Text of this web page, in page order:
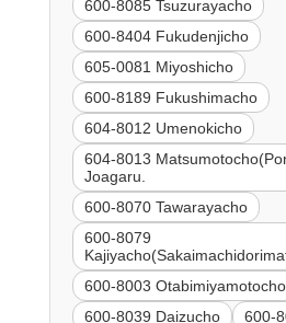
600-8085 Tsuzurayacho
600-8404 Fukudenjicho
605-0081 Miyoshicho
600-8189 Fukushimacho
604-8012 Umenokicho
604-8013
Joagaru.
600-8070 Tawarayacho
600-8079
600-8003 Otabimiyamotocho
600-8039 Daizucho
600-